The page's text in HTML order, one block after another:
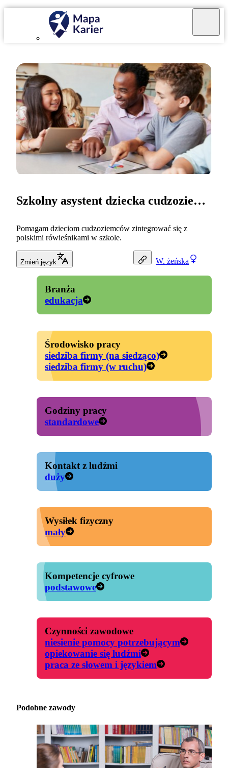
W. żeńska
Szkolny asystent dziecka cudzoziemca
Pomagam dzieciom cudzoziemców zintegrować się z
polskimi rówieśnikami w szkole.
Zmień język
Branża
edukacja
Środowisko pracy
siedziba firmy (na siedząco)
siedziba firmy (w ruchu)
Godziny pracy
standardowe
Kontakt z ludźmi
duży
Wysiłek fizyczny
mały
Kompetencje cyfrowe
podstawowe
Czynności zawodowe
niesienie pomocy potrzebującym
opiekowanie się ludźmi
praca ze słowem i językiem
Podobne zawody